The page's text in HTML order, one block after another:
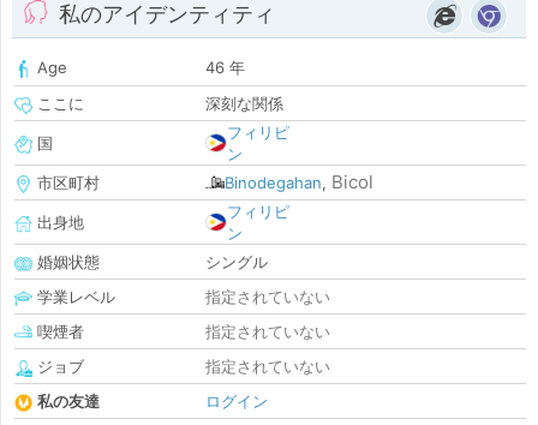
私のアイデンティティ
Age
46 年
ここに
深刻な関係
国
フィリピ
ン
市区町村
Binodegahan, Bicol
出身地
フィリピ
ン
婚姻状態
シングル
学業レベル
指定されていない
喫煙者
指定されていない
ジョブ
指定されていない
私の友達
ログイン